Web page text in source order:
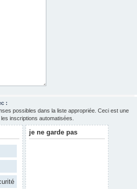
:
possibles dans la liste appropriée. Ceci est une
inscriptions automatisées.
je ne garde pas